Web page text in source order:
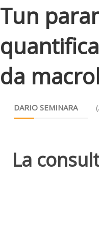
Tun
da
DARIO SEMINARA (
La